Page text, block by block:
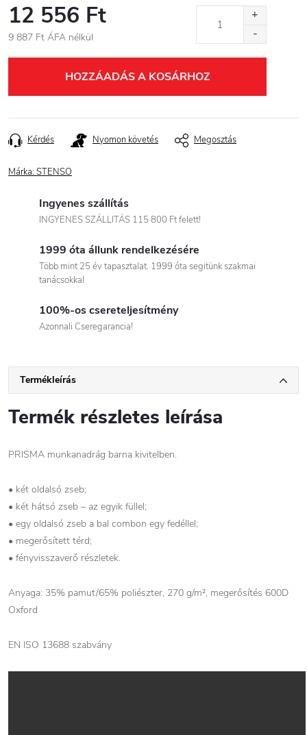
12 556 Ft
9 887 Ft ÁFA nélkül
HOZZÁADÁS A KOSÁRHOZ
Kérdés Nyomon követés Megosztás
Márka: STENSO
Ingyenes szállítás
INGYENES SZÁLLITÁS 115 800 Ft felett!
1999 óta állunk rendelkezésére
Több mint 25 év tapasztalat. 1999 óta segitünk szakmai
tanácsokkal
100%-os csereteljesítmény
Azonnali Cseregarancia!
Termékleírás
Termék részletes leírása
PRISMA munkanadrág barna kivitelben.
• két oldalsó zseb;
• két hátsó zseb – az egyik füllel;
• egy oldalsó zseb a bal combon egy fedéllel;
• megerősített térd;
• fényvisszaverő részletek.
Anyaga: 35% pamut/65% poliészter, 270 g/m², megerősítés 600D
Oxford
EN ISO 13688 szabvány